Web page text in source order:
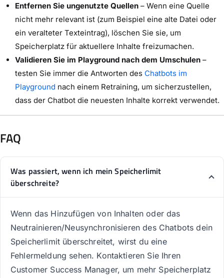
Entfernen Sie ungenutzte Quellen – Wenn eine Quelle
nicht mehr relevant ist (zum Beispiel eine alte Datei oder
ein veralteter Texteintrag), löschen Sie sie, um
Speicherplatz für aktuellere Inhalte freizumachen.
Validieren Sie im Playground nach dem Umschulen –
testen Sie immer die Antworten des Chatbots im
Playground nach einem Retraining, um sicherzustellen,
dass der Chatbot die neuesten Inhalte korrekt verwendet.
FAQ
Was passiert, wenn ich mein Speicherlimit
überschreite?
Wenn das Hinzufügen von Inhalten oder das
Neutrainieren/Neusynchronisieren des Chatbots dein
Speicherlimit überschreitet, wirst du eine
Fehlermeldung sehen. Kontaktieren Sie Ihren
Customer Success Manager, um mehr Speicherplatz